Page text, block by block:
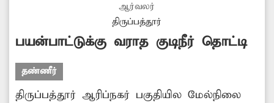
ஆர்வலர்
திருப்பத்தூர்
பயன்பாட்டுக்கு வராத குடிநீர் தொட்டி
தண்ணீர்
திருப்பத்தூர் ஆரிப்நகர் பகுதியில மேல்நிலை